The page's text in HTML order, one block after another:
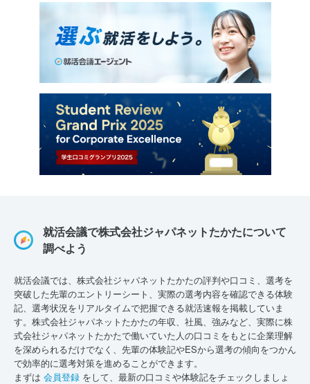
就活会議で株式会社ジャパネットたかたについて
調べよう
就活会議では、株式会社ジャパネットたかたの評判や口コミ、選考を
突破した先輩のエントリーシート、実際の選考内容を確認できる体験
記、選考状況をリアルタイムで把握できる就活速報を掲載していま
す。株式会社ジャパネットたかたの年収、社風、強みなど、実際に株
式会社ジャパネットたかたで働いていた人の口コミをもとに企業理解
を深められるだけでなく、先輩の体験記やESから選考の傾向をつかん
で効率的に選考対策を進めることができます。
まずは 会員登録 をして、最新の口コミや体験記をチェックしましょ